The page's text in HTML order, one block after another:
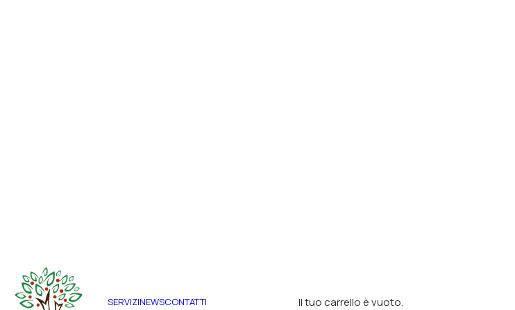
SERVIZINEWSCONTATTI Il tuo carrello è vuoto.